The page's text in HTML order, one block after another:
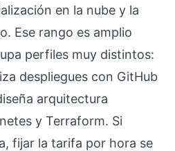
en la nube y la
Ese rango es amplio
perfiles muy distintos:
despliegues con GitHub
arquitectura
y Terraform. Si
fijar la tarifa por hora se